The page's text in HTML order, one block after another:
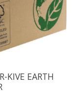
KIVE EARTH